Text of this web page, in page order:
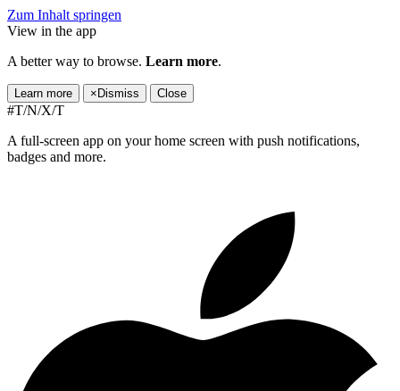
Zum Inhalt springen
View in the app
A better way to browse. Learn more.
Learn more × Dismiss Close
#T/N/X/T
A full-screen app on your home screen with push notifications,
badges and more.